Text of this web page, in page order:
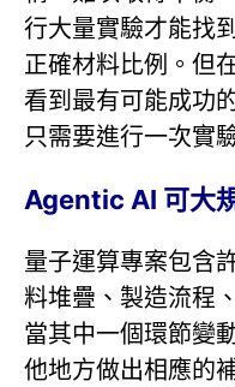
行大量實驗才能找
正確材料比例。但
看到最有可能成功
只需要進行一次實
Agentic AI 可大
量子運算專案包含
料堆疊、製造流程
當其中一個環節變
他地方做出相應的